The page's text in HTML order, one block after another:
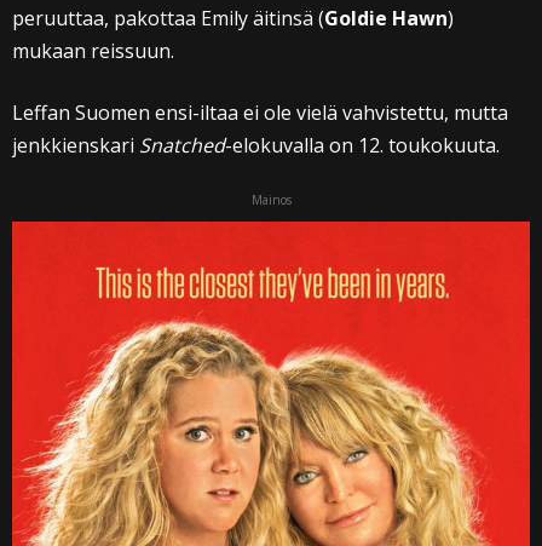
peruuttaa, pakottaa Emily äitinsä (Goldie Hawn)
mukaan reissuun.
Leffan Suomen ensi-iltaa ei ole vielä vahvistettu, mutta
jenkkienskari Snatched-elokuvalla on 12. toukokuuta.
Mainos